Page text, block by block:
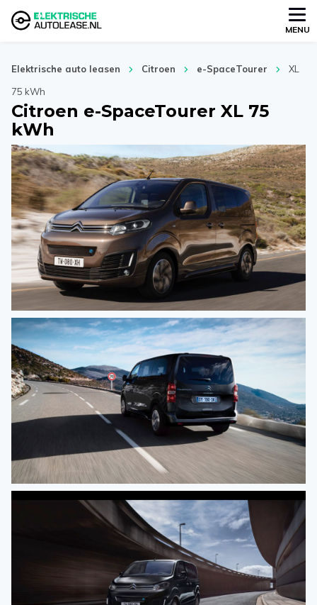
MENU
Elektrische auto leasen Citroen e-SpaceTourer
XL
75 kWh
Citroen e-SpaceTourer XL 75
kWh